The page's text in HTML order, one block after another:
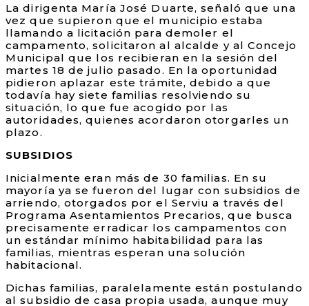
La dirigenta María José Duarte, señaló que una
vez que supieron que el municipio estaba
llamando a licitación para demoler el
campamento, solicitaron al alcalde y al Concejo
Municipal que los recibieran en la sesión del
martes 18 de julio pasado. En la oportunidad
pidieron aplazar este trámite, debido a que
todavía hay siete familias resolviendo su
situación, lo que fue acogido por las
autoridades, quienes acordaron otorgarles un
plazo.
SUBSIDIOS
Inicialmente eran más de 30 familias. En su
mayoría ya se fueron del lugar con subsidios de
arriendo, otorgados por el Serviu a través del
Programa Asentamientos Precarios, que busca
precisamente erradicar los campamentos con
un estándar mínimo habitabilidad para las
familias, mientras esperan una solución
habitacional.
Dichas familias, paralelamente están postulando
al subsidio de casa propia usada, aunque muy